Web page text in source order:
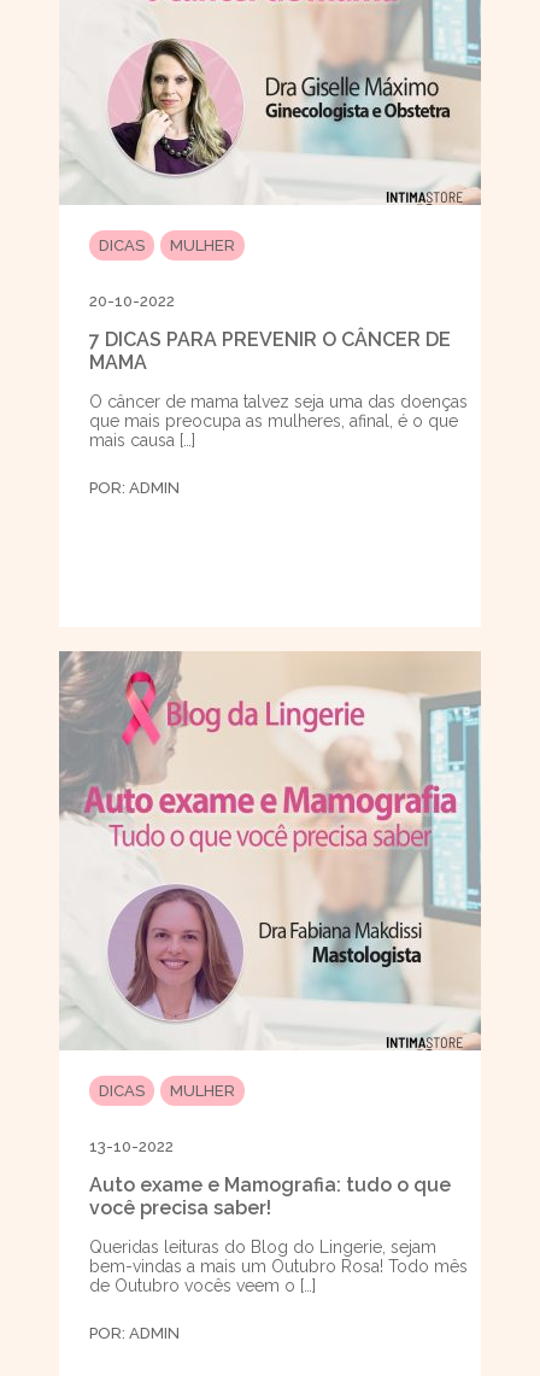
DICAS MULHER
20-10-2022
7 DICAS PARA PREVENIR O CÂNCER DE
MAMA
O câncer de mama talvez seja uma das doenças
que mais preocupa as mulheres, afinal, é o que
mais causa […]
POR: ADMIN
DICAS MULHER
13-10-2022
Auto exame e Mamografia: tudo o que
você precisa saber!
Queridas leituras do Blog do Lingerie, sejam
bem-vindas a mais um Outubro Rosa! Todo mês
de Outubro vocês veem o […]
POR: ADMIN